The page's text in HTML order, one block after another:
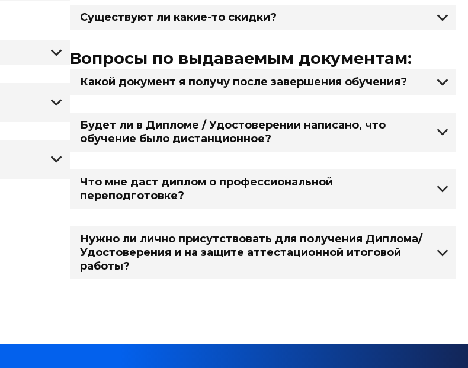
Существуют ли какие-то скидки?
Вопросы по выдаваемым документам:
Какой документ я получу после завершения обучения?
Будет ли в Дипломе / Удостоверении написано, что
обучение было дистанционное?
Что мне даст диплом о профессиональной
переподготовке?
Нужно ли лично присутствовать для получения Диплома/
Удостоверения и на защите аттестационной итоговой
работы?